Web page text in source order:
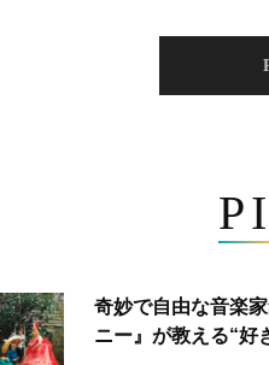
奇妙で自由な音楽
ニー』が教える“好